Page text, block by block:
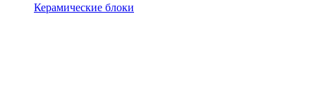
Керамические блоки